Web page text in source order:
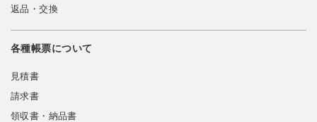
返品・交換
各種帳票について
見積書
請求書
領収書・納品書